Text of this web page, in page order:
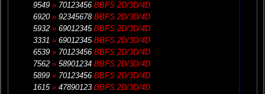
9549 » 70123456 BBFS 2D/3D/4D
6920» 92345678BBFS 2D/3D/4D
5932 » 69012345BBFS 2D/3D/4D
3331 » 69012345BBFS 2D/3D/4D
6539 » 70123456 BBFS 2D/3D/4D
7562 » 58901234 BBFS 2D/3D/4D
5899 » 70123456 BBFS 2D/3D/4D
1615» 47890123 BBFS 2D/3D/4D